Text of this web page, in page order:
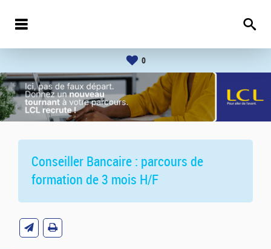
0
Conseiller Bancaire : parcours de
formation de 3 mois H/F